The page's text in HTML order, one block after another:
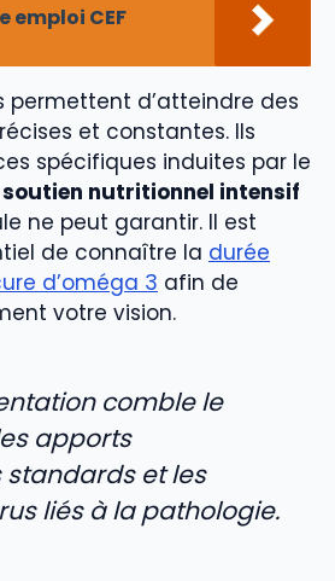
emploi CEF
permettent d’atteindre des
et constantes. Ils
spécifiques induites par le
soutien nutritionnel intensif
ne peut garantir. Il est
de connaître la durée
d’oméga 3 afin de
votre vision.
comble le
apports
et les
liés à la pathologie.